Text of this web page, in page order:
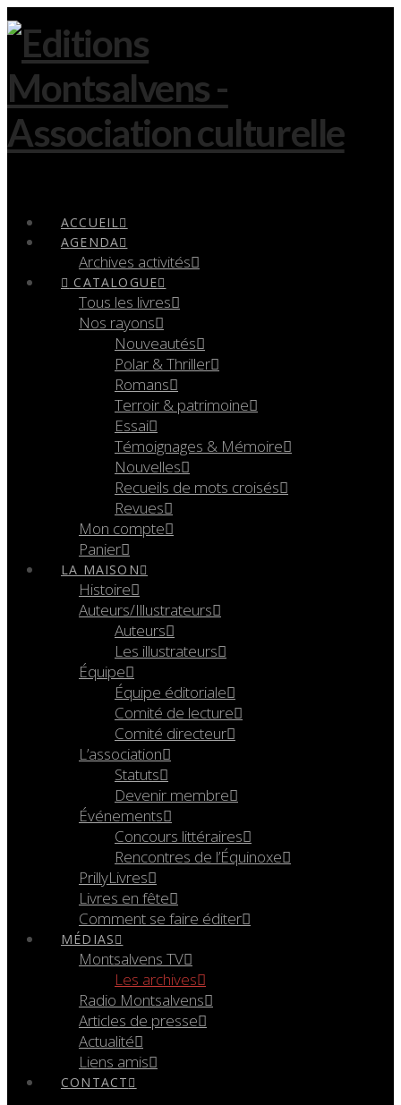
ACCUEIL
AGENDA
Archives activités
CATALOGUE
Tous les livres
Nos rayons
Nouveautés
Polar & Thriller
Romans
Terroir & patrimoine
Essai
Témoignages & Mémoire
Nouvelles
Recueils de mots croisés
Revues
Mon compte
Panier
LA MAISON
Histoire
Auteurs/Illustrateurs
Auteurs
Les illustrateurs
Équipe
Équipe éditoriale
Comité de lecture
Comité directeur
L’association
Statuts
Devenir membre
Événements
Concours littéraires
Rencontres de l’Équinoxe
PrillyLivres
Livres en fête
Comment se faire éditer
MÉDIAS
Montsalvens TV
Les archives
Radio Montsalvens
Articles de presse
Actualité
Liens amis
CONTACT